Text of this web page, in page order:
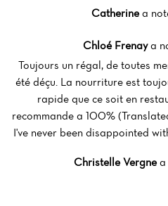
Catherinea
Chloé Frenaya
Toujours un régal, de toutes
été déçu. La nourriture est
rapide que ce soit en
recommande a 100% (Translated by Google) Always a treat,
I've never been disappointed
restaurant or for delivery.
Christelle Vergnea